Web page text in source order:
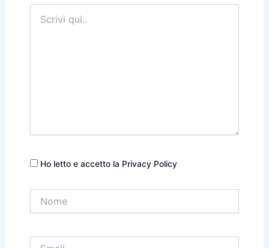
qui..
Ho letto e accetto la Privacy Policy